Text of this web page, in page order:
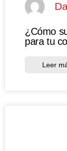
¿Cómo
para tu
Leer